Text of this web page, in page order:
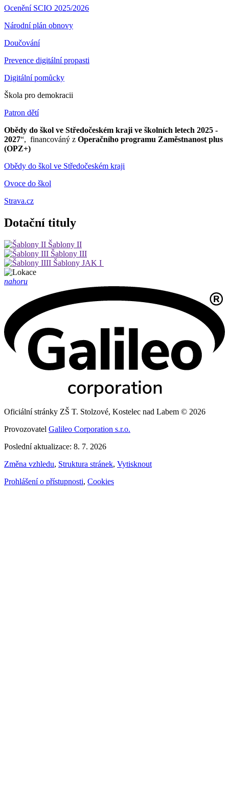
Ocenění SCIO 2025/2026
Národní plán obnovy
Doučování
Prevence digitální propasti
Digitální pomůcky
Škola pro demokracii
Patron dětí
Obědy do škol ve Středočeském kraji ve školních letech 2025 -
2027“, financováný z Operačního programu Zaměstnanost plus
(OPZ+)
Obědy do škol ve Středočeském kraji
Ovoce do škol
Strava.cz
Dotační tituly
Šablony II
Šablony III
Šablony JAK I
nahoru
Oficiální stránky ZŠ T. Stolzové, Kostelec nad Labem © 2026
Provozovatel Galileo Corporation s.r.o.
Poslední aktualizace: 8. 7. 2026
Změna vzhledu, Struktura stránek, Vytisknout
Prohlášení o přístupnosti, Cookies